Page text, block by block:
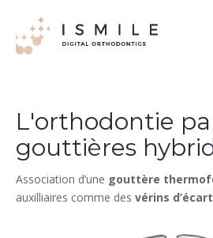
L'orthodontie
gouttières
Association d’une gouttère
auxilliaires comme des vérins